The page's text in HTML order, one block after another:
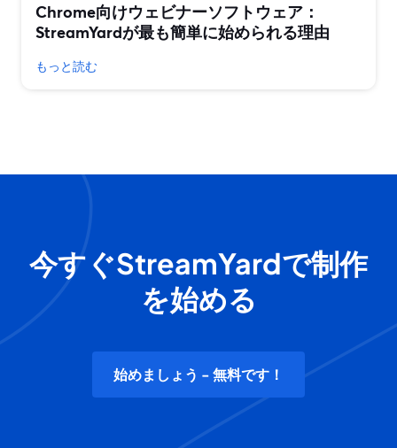
Chrome向けウェビナーソフトウェア：
StreamYardが最も簡単に始められる理由
もっと読む
今すぐStreamYardで制作
を始める
始めましょう - 無料です！